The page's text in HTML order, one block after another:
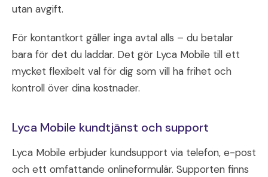
utan avgift.
För kontantkort gäller inga avtal alls – du betalar
bara för det du laddar. Det gör Lyca Mobile till ett
mycket flexibelt val för dig som vill ha frihet och
kontroll över dina kostnader.
Lyca Mobile kundtjänst och support
Lyca Mobile erbjuder kundsupport via telefon, e-post
och ett omfattande onlineformulär. Supporten finns